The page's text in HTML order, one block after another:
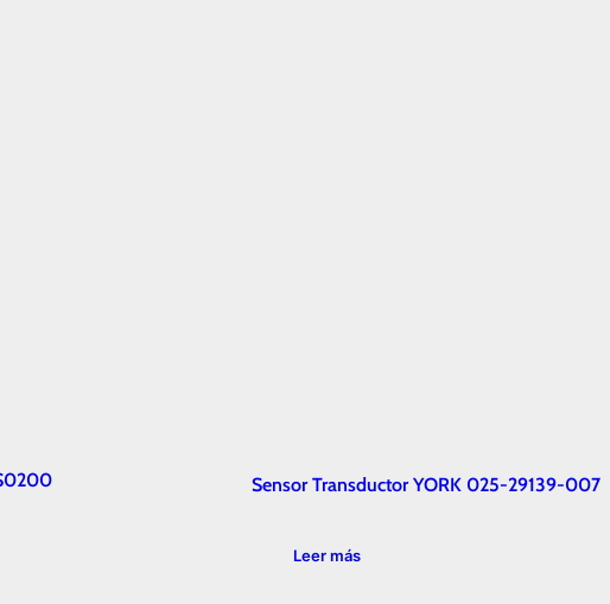
Sensor Transductor YORK 025-29139-007
Leer más